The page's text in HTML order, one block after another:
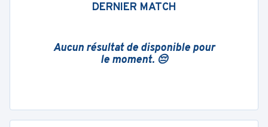
DERNIER MATCH
Aucun résultat de disponible pour
le moment. 😔